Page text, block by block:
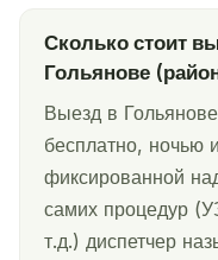
Сколько стоит
Гольянове
Выезд в
бесплатно, ночью
фиксированной
самих процедур
т.д.) диспетчер